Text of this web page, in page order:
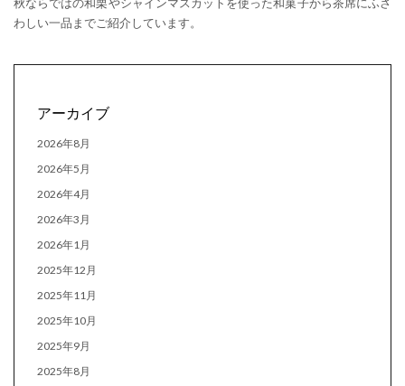
わしい一品までご紹介しています。
アーカイブ
2026年8月
2026年5月
2026年4月
2026年3月
2026年1月
2025年12月
2025年11月
2025年10月
2025年9月
2025年8月